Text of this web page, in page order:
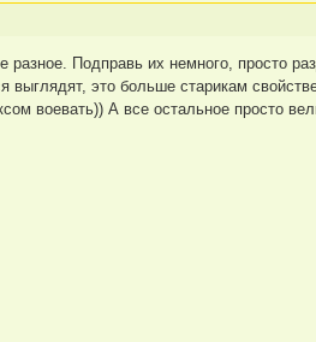
Подправь их немного, просто
выглядят, это больше старикам
воевать)) А все остальное просто